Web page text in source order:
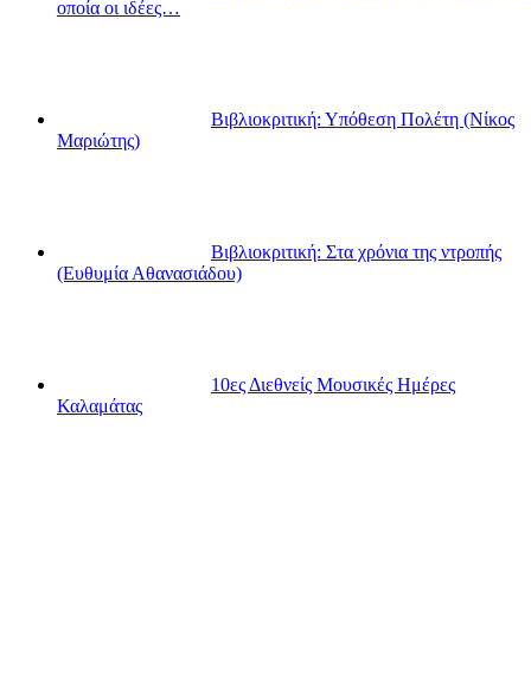
οποία οι ιδέες…
Βιβλιοκριτική: Υπόθεση Πολέτη (Νίκος
Μαριώτης)
Βιβλιοκριτική: Στα χρόνια της ντροπής
(Ευθυμία Αθανασιάδου)
10ες Διεθνείς Μουσικές Ημέρες
Καλαμάτας